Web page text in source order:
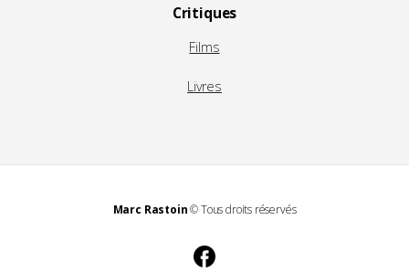
Critiques
Films
Livres
Marc Rastoin© Tous droits réservés